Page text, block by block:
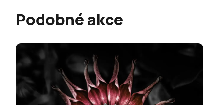
Podobné akce